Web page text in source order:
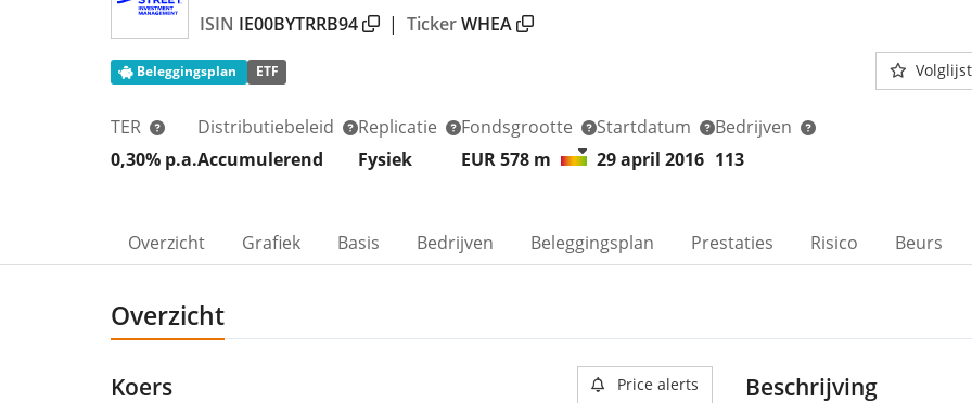
ISIN IE00BYTRRB94 | TickerWHEA
Beleggingsplan ETF Volglijst
TER
0,30% p.a.
Distributiebeleid
Accumulerend
Replicatie
Fysiek
Fondsgrootte
EUR 578 m
Startdatum
29 april 2016
Bedrijven
113
Overzicht Grafiek Basis Bedrijven Beleggingsplan Prestaties Risico Beurs
Overzicht
Koers Price alerts Beschrijving